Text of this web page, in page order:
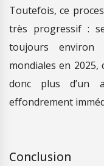
Toutefois, ce
très progressif :
toujours environ
mondiales en 2025,
donc plus d’un
effondrement
Conclusion